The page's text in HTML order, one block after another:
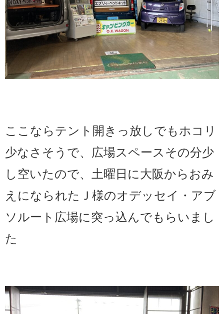
ここならテント開きっ放しでもホコリ
少なさそうで、広場スペースその分少
し空いたので、土曜日に大阪からおみ
えになられたＪ様のオデッセイ・アブ
ソルート広場に突っ込んでもらいまし
た